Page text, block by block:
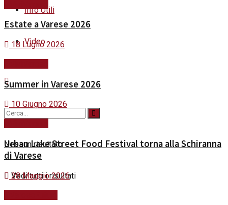
Info Utili
Video
Nessun risultato
Vedi tutti i risultati
Estate a Varese 2026
18 Luglio 2026
Summer in Varese 2026
10 Giugno 2026
Urban Lake Street Food Festival torna alla Schiranna
di Varese
28 Maggio 2026